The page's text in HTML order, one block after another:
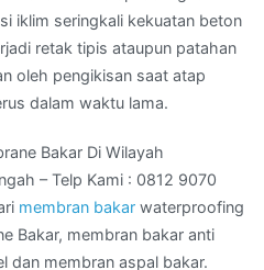
iklim seringkali kekuatan beton
retak tipis ataupun patahan
oleh pengikisan saat atap
dalam waktu lama.
Bakar Di Wilayah
– Telp Kami : 0812 9070
membran bakar waterproofing
Bakar, membran bakar anti
dan membran aspal bakar.